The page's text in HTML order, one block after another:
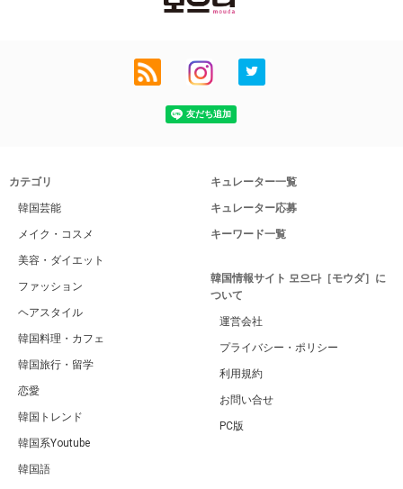
カテゴリ
韓国芸能
メイク・コスメ
美容・ダイエット
ファッション
ヘアスタイル
韓国料理・カフェ
韓国旅行・留学
恋愛
韓国トレンド
韓国系Youtube
韓国語
キュレーター一覧
キュレーター応募
キーワード一覧
韓国情報サイト 모으다［モウダ］に
ついて
運営会社
プライバシー・ポリシー
利用規約
お問い合せ
PC版